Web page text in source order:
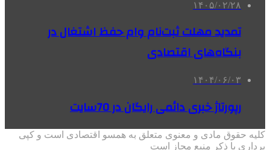
۱۴۰۵/۰۲/۲۸
تمدید مهلت ثبت‌نام وام حفظ اشتغال در
بنگاه‌های اقتصادی
۱۴۰۴/۰۶/۰۳
رپورتاژ خبری دائمی رایگان در 70سایت
کلیه حقوق مادی و معنوی متعلق به همسو اقتصادی است و کپی
برداری با ذکر منبع مجاز است